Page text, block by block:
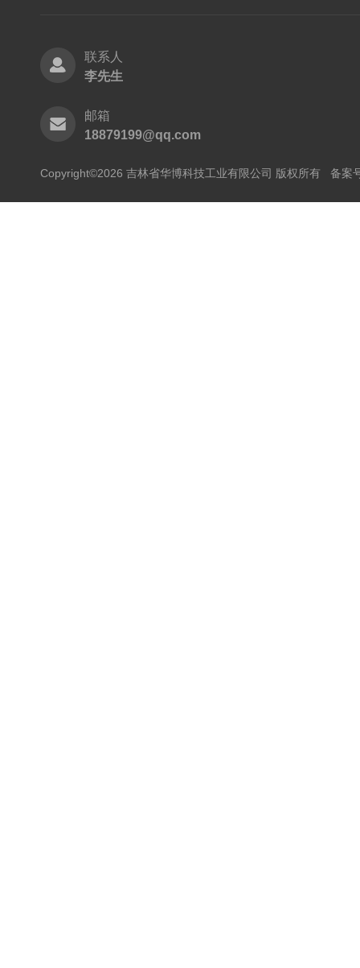
联系人
李先生
邮箱
18879199@qq.com
Copyright©2026 吉林省华博科技工业有限公司 版权所有 备案